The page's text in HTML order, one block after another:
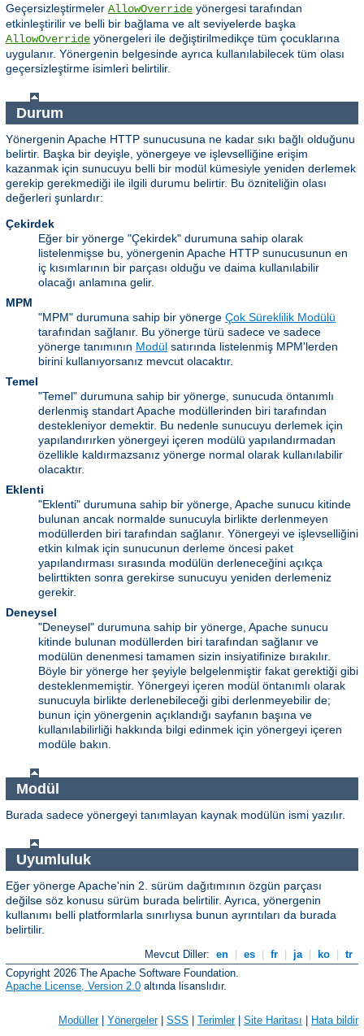
Geçersizleştirmeler AllowOverride yönergesi tarafından
etkinleştirilir ve belli bir bağlama ve alt seviyelerde başka
AllowOverride yönergeleri ile değiştirilmedikçe tüm çocuklarına
uygulanır. Yönergenin belgesinde ayrıca kullanılabilecek tüm olası
geçersizleştirme isimleri belirtilir.
Durum
Yönergenin Apache HTTP sunucusuna ne kadar sıkı bağlı olduğunu
belirtir. Başka bir deyişle, yönergeye ve işlevselliğine erişim
kazanmak için sunucuyu belli bir modül kümesiyle yeniden derlemek
gerekip gerekmediği ile ilgili durumu belirtir. Bu özniteliğin olası
değerleri şunlardır:
Çekirdek
Eğer bir yönerge "Çekirdek" durumuna sahip olarak
listelenmişse bu, yönergenin Apache HTTP sunucusunun en
iç kısımlarının bir parçası olduğu ve daima kullanılabilir
olacağı anlamına gelir.
MPM
"MPM" durumuna sahip bir yönerge Çok Süreklilik Modülü
tarafından sağlanır. Bu yönerge türü sadece ve sadece
yönerge tanımının Modül satırında listelenmiş MPM'lerden
birini kullanıyorsanız mevcut olacaktır.
Temel
"Temel" durumuna sahip bir yönerge, sunucuda öntanımlı
derlenmiş standart Apache modüllerinden biri tarafından
destekleniyor demektir. Bu nedenle sunucuyu derlemek için
yapılandırırken yönergeyi içeren modülü yapılandırmadan
özellikle kaldırmazsanız yönerge normal olarak kullanılabilir
olacaktır.
Eklenti
"Eklenti" durumuna sahip bir yönerge, Apache sunucu kitinde
bulunan ancak normalde sunucuyla birlikte derlenmeyen
modüllerden biri tarafından sağlanır. Yönergeyi ve işlevselliğini
etkin kılmak için sunucunun derleme öncesi paket
yapılandırması sırasında modülün derleneceğini açıkça
belirttikten sonra gerekirse sunucuyu yeniden derlemeniz
gerekir.
Deneysel
"Deneysel" durumuna sahip bir yönerge, Apache sunucu
kitinde bulunan modüllerden biri tarafından sağlanır ve
modülün denenmesi tamamen sizin insiyatifinize bırakılır.
Böyle bir yönerge her şeyiyle belgelenmiştir fakat gerektiği gibi
desteklenmemiştir. Yönergeyi içeren modül öntanımlı olarak
sunucuyla birlikte derlenebileceği gibi derlenmeyebilir de;
bunun için yönergenin açıklandığı sayfanın başına ve
kullanılabilirliği hakkında bilgi edinmek için yönergeyi içeren
modüle bakın.
Modül
Burada sadece yönergeyi tanımlayan kaynak modülün ismi yazılır.
Uyumluluk
Eğer yönerge Apache'nin 2. sürüm dağıtımının özgün parçası
değilse söz konusu sürüm burada belirtilir. Ayrıca, yönergenin
kullanımı belli platformlarla sınırlıysa bunun ayrıntıları da burada
belirtilir.
Mevcut Diller: en es fr ja ko
tr
Copyright 2026 The Apache Software Foundation.
Apache License, Version 2.0 altında lisanslıdır.
Modüller| Yönergeler| SSS Terimler| Site Haritası Hata bildir